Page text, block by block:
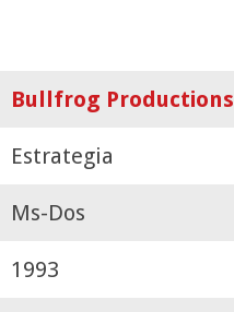
Bullfrog Productions
Estrategia
Ms-Dos
1993